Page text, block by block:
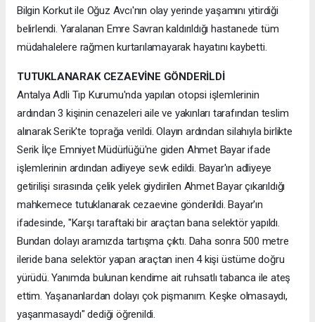
Bilgin Korkut ile Oğuz Avcı'nın olay yerinde yaşamını yitirdiği
belirlendi. Yaralanan Emre Savran kaldırıldığı hastanede tüm
müdahalelere rağmen kurtarılamayarak hayatını kaybetti.
TUTUKLANARAK CEZAEVİNE GÖNDERİLDİ
Antalya Adli Tıp Kurumu'nda yapılan otopsi işlemlerinin
ardından 3 kişinin cenazeleri aile ve yakınları tarafından teslim
alınarak Serik'te toprağa verildi. Olayın ardından silahıyla birlikte
Serik İlçe Emniyet Müdürlüğü'ne giden Ahmet Bayar ifade
işlemlerinin ardından adliyeye sevk edildi. Bayar'ın adliyeye
getirilişi sırasında çelik yelek giydirilen Ahmet Bayar çıkarıldığı
mahkemece tutuklanarak cezaevine gönderildi. Bayar'ın
ifadesinde, "Karşı taraftaki bir araçtan bana selektör yapıldı.
Bundan dolayı aramızda tartışma çıktı. Daha sonra 500 metre
ileride bana selektör yapan araçtan inen 4 kişi üstüme doğru
yürüdü. Yanımda bulunan kendime ait ruhsatlı tabanca ile ateş
ettim. Yaşananlardan dolayı çok pişmanım. Keşke olmasaydı,
yaşanmasaydı" dediği öğrenildi.